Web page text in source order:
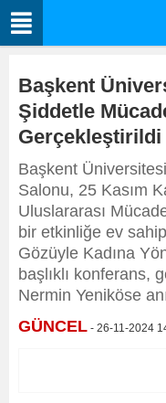
Başkent
Şiddetle
Gerçekleştirildi
Başkent
Salonu, 25 Kasım
Uluslararası
bir etkinliğe ev
Gözüyle Kadına
başlıklı konferans,
Nermin Yeniköse
GÜNCEL - 26-11-2024